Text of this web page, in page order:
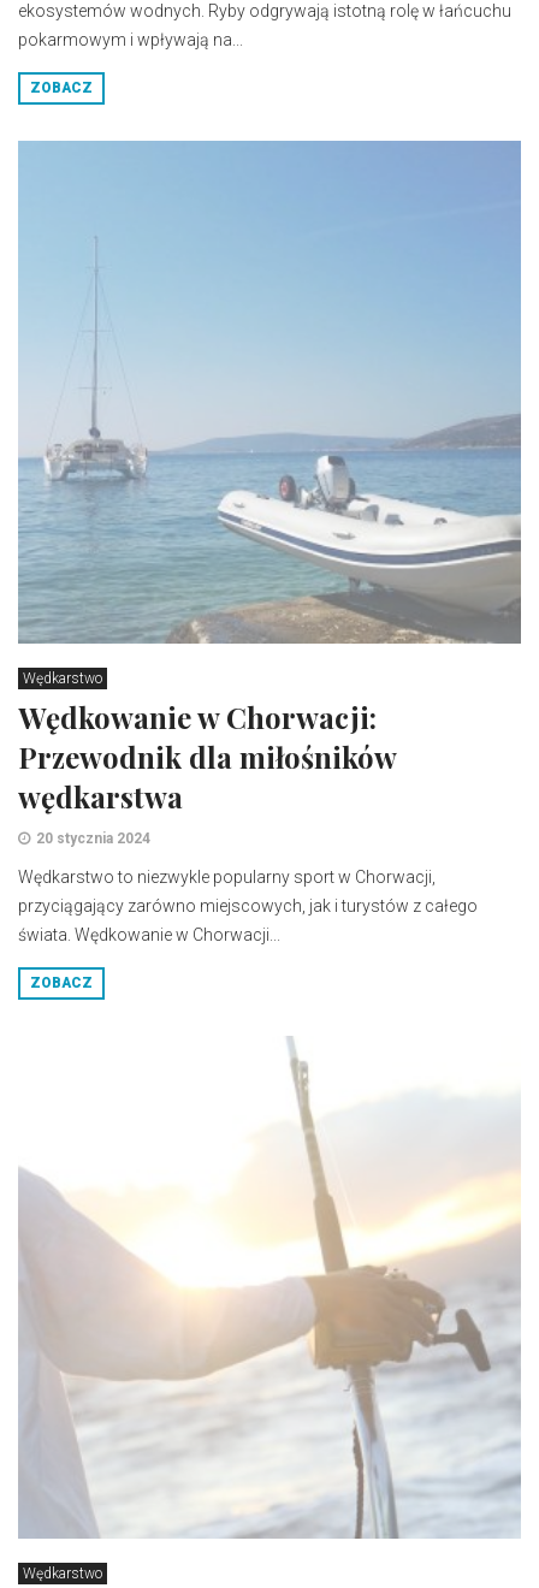
ekosystemów wodnych. Ryby odgrywają istotną rolę w łańcuchu
pokarmowym i wpływają na...
ZOBACZ
Wędkarstwo
Wędkowanie w Chorwacji:
Przewodnik dla miłośników
wędkarstwa
20 stycznia 2024
Wędkarstwo to niezwykle popularny sport w Chorwacji,
przyciągający zarówno miejscowych, jak i turystów z całego
świata. Wędkowanie w Chorwacji...
ZOBACZ
Wędkarstwo